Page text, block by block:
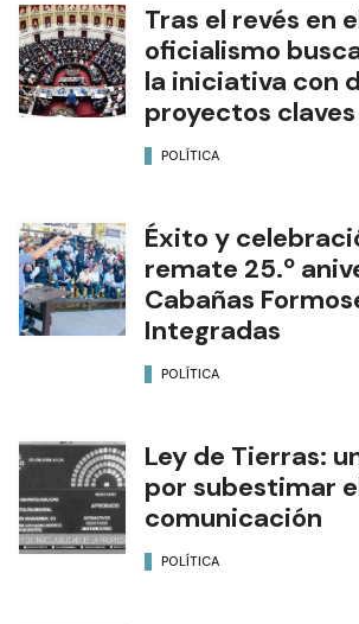
Tras el revés en
oficialismo
la iniciativa con
proyectos claves
POLÍTICA
Éxito y
remate 25.º
Cabañas
Integradas
POLÍTICA
Ley de Tierras:
por subestimar
comunicación
POLÍTICA